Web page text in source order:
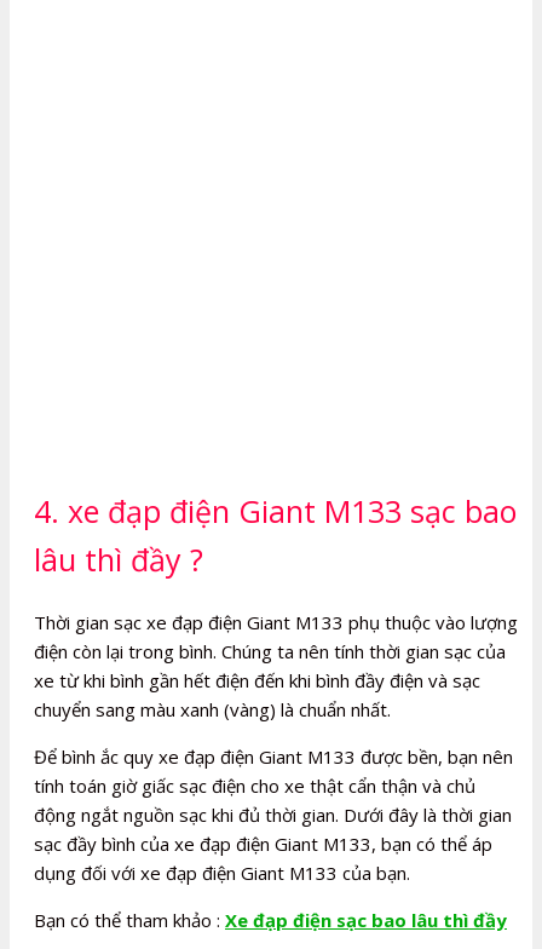
4. xe đạp điện Giant M133 sạc bao
lâu thì đầy ?
Thời gian sạc xe đạp điện Giant M133 phụ thuộc vào lượng
điện còn lại trong bình. Chúng ta nên tính thời gian sạc của
xe từ khi bình gần hết điện đến khi bình đầy điện và sạc
chuyển sang màu xanh (vàng) là chuẩn nhất.
Để bình ắc quy xe đạp điện Giant M133 được bền, bạn nên
tính toán giờ giấc sạc điện cho xe thật cẩn thận và chủ
động ngắt nguồn sạc khi đủ thời gian. Dưới đây là thời gian
sạc đầy bình của xe đạp điện Giant M133, bạn có thể áp
dụng đối với xe đạp điện Giant M133 của bạn.
Bạn có thể tham khảo : Xe đạp điện sạc bao lâu thì đầy